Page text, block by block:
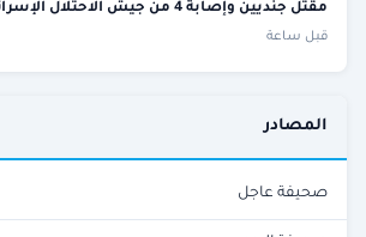
مقتل جنديين وإصابة 4 من جيش الاحتلال الإسرائيلي في جنوب لبنان…
قبل ساعة
المصادر
صحيفة عاجل